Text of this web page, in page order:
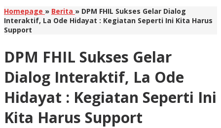
Homepage » Berita » DPM FHIL Sukses Gelar Dialog
Interaktif, La Ode Hidayat : Kegiatan Seperti Ini Kita Harus
Support
DPM FHIL Sukses Gelar
Dialog Interaktif, La Ode
Hidayat : Kegiatan Seperti Ini
Kita Harus Support